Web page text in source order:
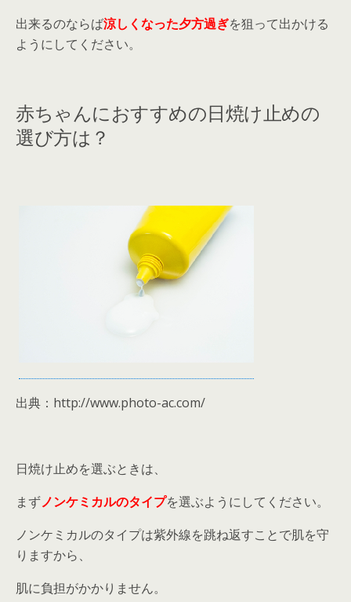
出来るのならば涼しくなった夕方過ぎを狙って出かける
ようにしてください。
赤ちゃんにおすすめの日焼け止めの
選び方は？
出典：http://www.photo-ac.com/
日焼け止めを選ぶときは、
まずノンケミカルのタイプを選ぶようにしてください。
ノンケミカルのタイプは紫外線を跳ね返すことで肌を守
りますから、
肌に負担がかかりません。